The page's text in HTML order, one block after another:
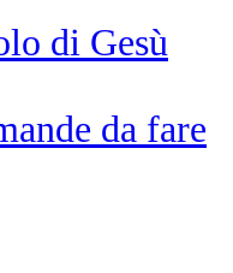
di Gesù
da fare